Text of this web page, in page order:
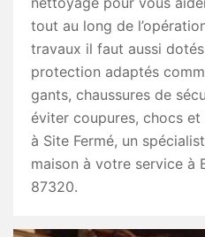
tout au long de
travaux il faut aussi
protection adaptés
gants, chaussures de
éviter coupures, chocs
à Site Fermé, un
maison à votre service à
87320.